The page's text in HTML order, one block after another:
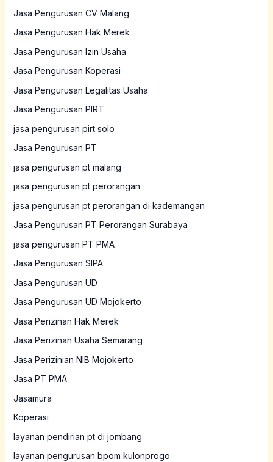
Jasa Pengurusan CV Malang
Jasa Pengurusan Hak Merek
Jasa Pengurusan Izin Usaha
Jasa Pengurusan Koperasi
Jasa Pengurusan Legalitas Usaha
Jasa Pengurusan PIRT
jasa pengurusan pirt solo
Jasa Pengurusan PT
jasa pengurusan pt malang
jasa pengurusan pt perorangan
jasa pengurusan pt perorangan di kademangan
Jasa Pengurusan PT Perorangan Surabaya
jasa pengurusan PT PMA
Jasa Pengurusan SIPA
Jasa Pengurusan UD
Jasa Pengurusan UD Mojokerto
Jasa Perizinan Hak Merek
Jasa Perizinan Usaha Semarang
Jasa Perizinian NIB Mojokerto
Jasa PT PMA
Jasamura
Koperasi
layanan pendirian pt di jombang
layanan pengurusan bpom kulonprogo